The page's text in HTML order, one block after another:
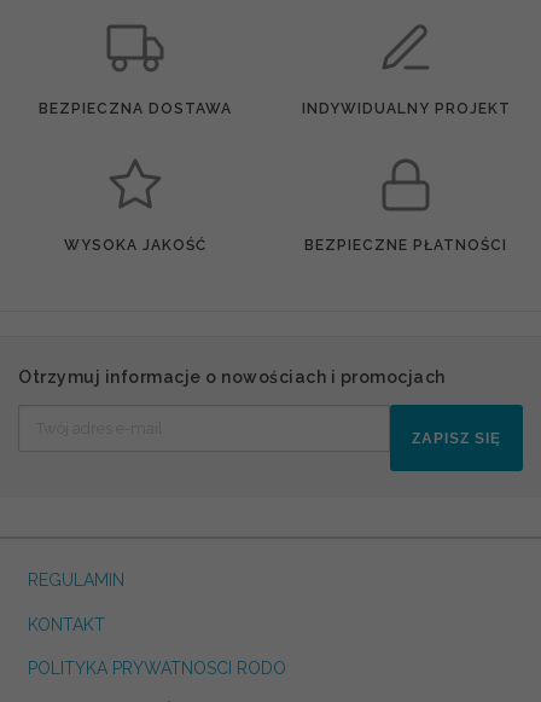
BEZPIECZNA DOSTAWA INDYWIDUALNY PROJEKT
WYSOKA JAKOŚĆ BEZPIECZNE PŁATNOŚCI
Otrzymuj informacje o nowościach i promocjach
ZAPISZ SIĘ
REGULAMIN
KONTAKT
POLITYKA PRYWATNOSCI RODO